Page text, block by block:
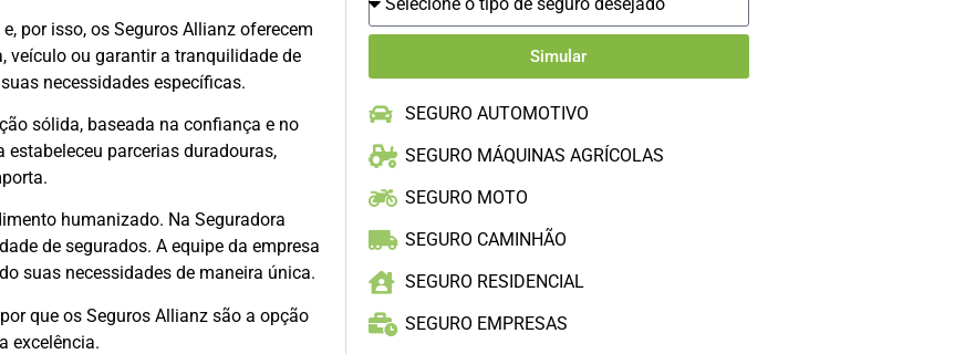
por isso, os Seguros Allianz oferecem
veículo ou garantir a tranquilidade de
necessidades específicas.
sólida, baseada na confiança e no
parcerias duradouras,
humanizado. Na Seguradora
de segurados. A equipe da empresa
suas necessidades de maneira única.
que os Seguros Allianz são a opção
excelência.
Simular
SEGURO AUTOMOTIVO
SEGURO MÁQUINAS AGRÍCOLAS
SEGURO MOTO
SEGURO CAMINHÃO
SEGURO RESIDENCIAL
SEGURO EMPRESAS